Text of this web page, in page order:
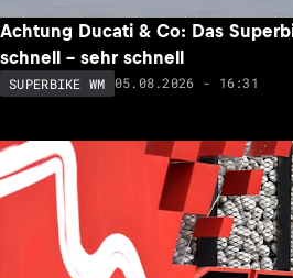
Achtung Ducati & Co: Das
schnell – sehr schnell
SUPERBIKE WM 05.08.2026 - 16:31